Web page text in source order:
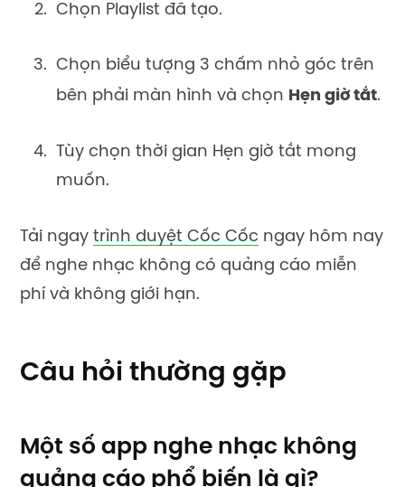
Chọn Playlist đã tạo.
Chọn biểu tượng 3 chấm nhỏ góc trên
bên phải màn hình và chọn Hẹn giờ tắt.
Tùy chọn thời gian Hẹn giờ tắt mong
muốn.
Tải ngay trình duyệt Cốc Cốc ngay hôm nay
để nghe nhạc không có quảng cáo miễn
phí và không giới hạn.
Câu hỏi thường gặp
Một số app nghe nhạc không
quảng cáo phổ biến là gì?